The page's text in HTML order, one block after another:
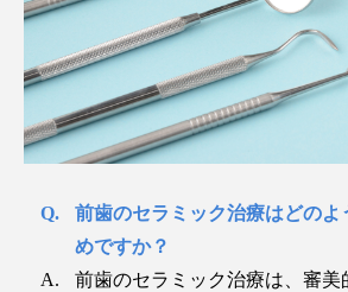
前歯のセラミック治療はどのよ
めですか？
前歯のセラミック治療は、審美